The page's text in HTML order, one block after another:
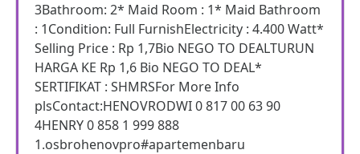
3Bathroom: 2* Maid Room : 1* Maid Bathroom
: 1Condition: Full FurnishElectricity : 4.400 Watt*
Selling Price : Rp 1,7Bio NEGO TO DEALTURUN
HARGA KE Rp 1,6 Bio NEGO TO DEAL*
SERTIFIKAT : SHMRSFor More Info
plsContact:HENOVRODWI 0 817 00 63 90
4HENRY 0 858 1 999 888
1.osbrohenovpro#apartemenbaru